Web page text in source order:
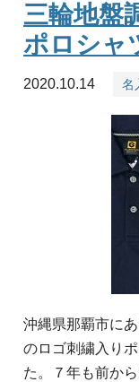
三輪地盤
ポロシャ
2020.10.14 名
沖縄県那覇市に
のロゴ刺繍入り
た。７年も前か